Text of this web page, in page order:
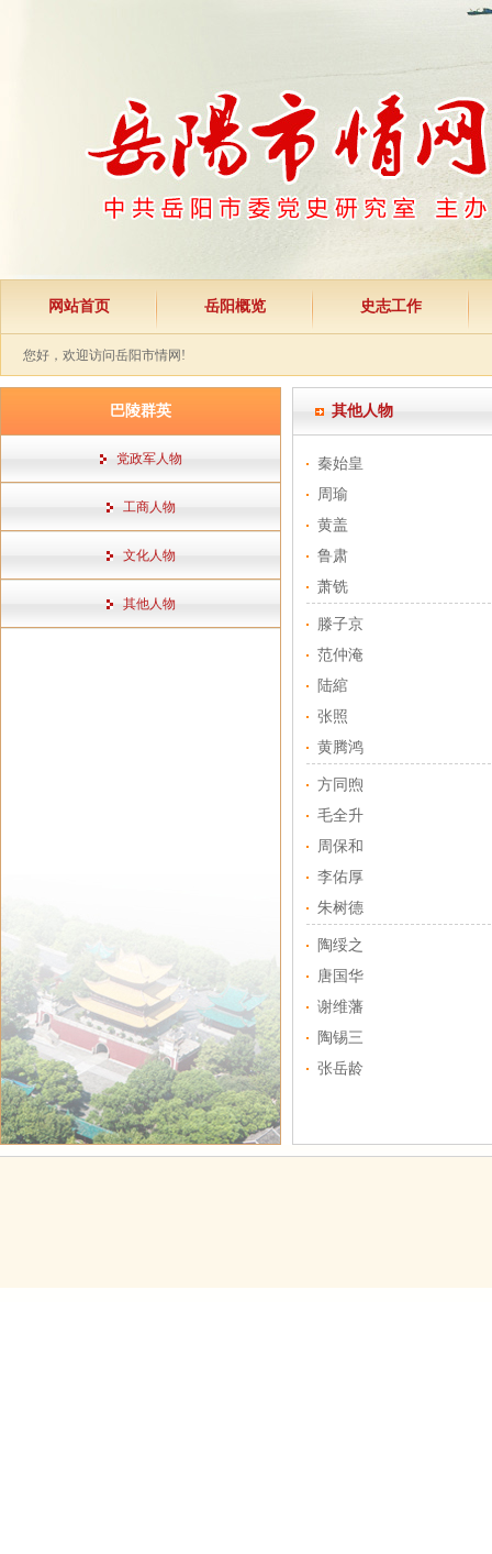
网站首页 岳阳概览 史志工作
您好，欢迎访问岳阳市情网!
巴陵群英
党政军人物
工商人物
文化人物
其他人物
其他人物
秦始皇
周瑜
黄盖
鲁肃
萧铣
滕子京
范仲淹
陆綰
张照
黄腾鸿
方同煦
毛全升
周保和
李佑厚
朱树德
陶绥之
唐国华
谢维藩
陶锡三
张岳龄